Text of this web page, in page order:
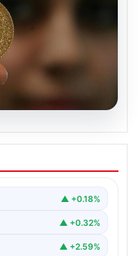
Fiyatları ve
uzmanlarının▲ +0.18%
▲ +0.32%
▲ +2.59%